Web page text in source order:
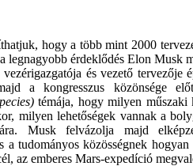
hogy a több mint 2000
legnagyobb érdeklődés Elon Musk
és vezető
a kongresszus közönsége
témája, hogy milyen műszaki
milyen lehetőségek vannak a
Musk felvázolja majd
a tudományos közösségnek
az emberes Mars-expedíció